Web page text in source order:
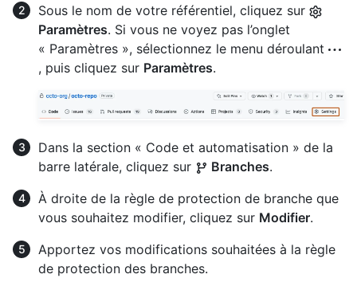
Sous le nom de votre référentiel, cliquez sur
Paramètres. Si vous ne voyez pas l’onglet
« Paramètres », sélectionnez le menu déroulant
, puis cliquez sur Paramètres.
Dans la section « Code et automatisation » de la
barre latérale, cliquez sur
Branches.
À droite de la règle de protection de branche que
vous souhaitez modifier, cliquez sur Modifier.
Apportez vos modifications souhaitées à la règle
de protection des branches.